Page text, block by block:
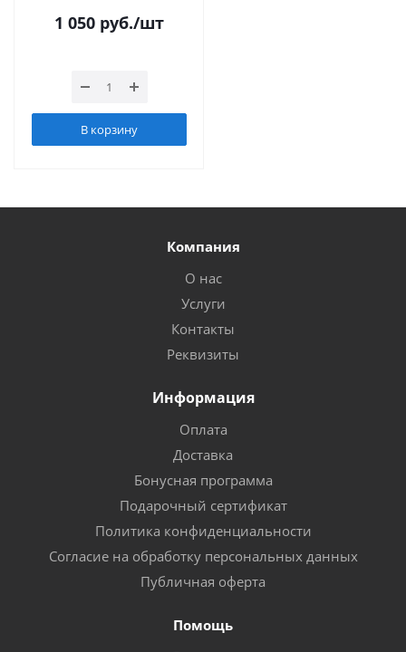
1 050 руб./шт
В корзину
Компания
О нас
Услуги
Контакты
Реквизиты
Информация
Оплата
Доставка
Бонусная программа
Подарочный сертификат
Политика конфиденциальности
Согласие на обработку персональных данных
Публичная оферта
Помощь